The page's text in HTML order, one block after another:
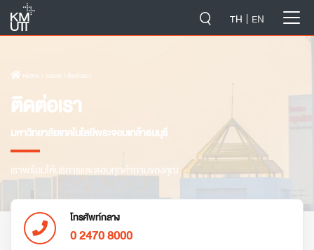
TH EN
Home › About › ติดต่อเรา
ติดต่อเรา
มหาวิทยาลัยเทคโนโลยีพระจอมเกล้าธนบุรี
เราพร้อมให้บริการและตอบทุกคำถามของคุณ
โทรศัพท์กลาง
0 2470 8000